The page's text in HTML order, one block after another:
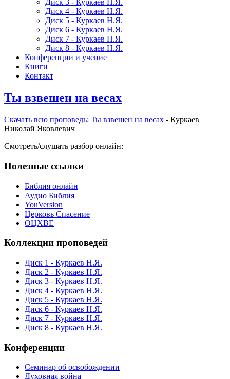
Диск 3 - Куркаев Н.Я.
Диск 4 - Куркаев Н.Я.
Диск 5 - Куркаев Н.Я.
Диск 6 - Куркаев Н.Я.
Диск 7 - Куркаев Н.Я.
Диск 8 - Куркаев Н.Я.
Конференции и учение
Книги
Контакт
Ты взвешен на весах
Скачать вcю проповедь: Ты взвешен на весах - Куркаев
Николай Яковлевич
Смотреть/слушать разбор онлайн:
Полезные ссылки
Библия онлайн
Аудио Библия
YouVersion
Церковь Спасение
ОЦХВЕ
Коллекции проповедей
Диск 1 - Куркаев Н.Я.
Диск 2 - Куркаев Н.Я.
Диск 3 - Куркаев Н.Я.
Диск 4 - Куркаев Н.Я.
Диск 5 - Куркаев Н.Я.
Диск 6 - Куркаев Н.Я.
Диск 7 - Куркаев Н.Я.
Диск 8 - Куркаев Н.Я.
Конференции
Семинар об освобождении
Духовная война